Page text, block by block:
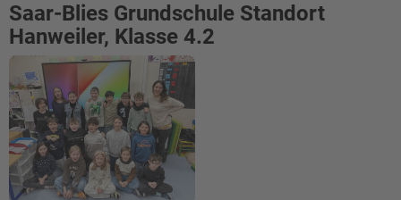
Saar-Blies Grundschule Standort
Hanweiler, Klasse 4.2